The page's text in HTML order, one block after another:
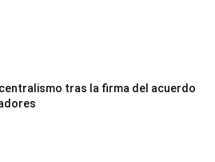
tras la firma del acuerdo